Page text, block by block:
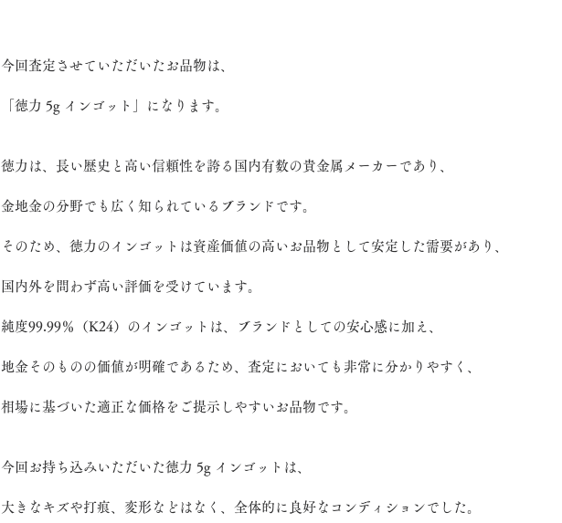
今回査定させていただいたお品物は、
「徳力 5g インゴット」になります。
徳力は、長い歴史と高い信頼性を誇る国内有数の貴金属メーカーであり、
金地金の分野でも広く知られているブランドです。
そのため、徳力のインゴットは資産価値の高いお品物として安定した需要があり、
国内外を問わず高い評価を受けています。
純度99.99％（K24）のインゴットは、ブランドとしての安心感に加え、
地金そのものの価値が明確であるため、査定においても非常に分かりやすく、
相場に基づいた適正な価格をご提示しやすいお品物です。
今回お持ち込みいただいた徳力 5g インゴットは、
大きなキズや打痕、変形などはなく、全体的に良好なコンディションでした。